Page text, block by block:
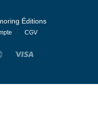
Éditions
CGV